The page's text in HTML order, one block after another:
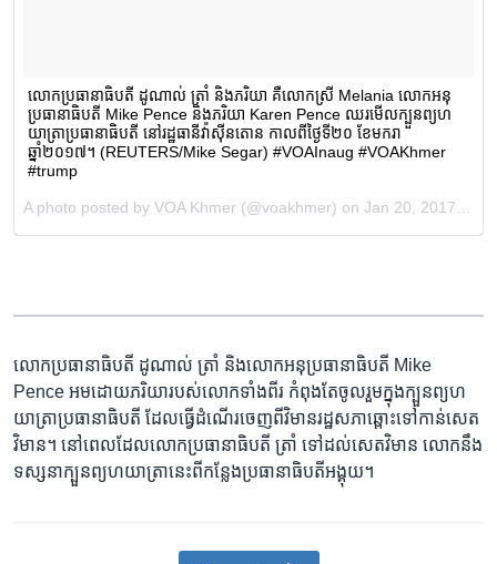
លោកប្រធានាធិបតី ដូណាល់ ត្រាំ និង​លោក​អនុប្រធានាធិបតី Mike
Pence អម​ដោយ​ភរិយា​របស់​លោក​ទាំង​ពីរ កំពុង​តែ​ចូលរួម​ក្នុង​ក្បួន​ព្យហ
យាត្រា​ប្រធានាធិបតី ដែល​ធ្វើ​ដំណើរ​ចេញ​ពី​វិមាន​រដ្ឋសភា​ឆ្ពោះ​ទៅ​កាន់​សេត
វិមាន។ នៅពេល​ដែល​លោក​ប្រធានាធិបតី ត្រាំ ទៅ​ដល់​សេតវិមាន លោក​នឹង​
ទស្សនា​ក្បួន​ព្យហយាត្រា​នេះ​ពី​កន្លែង​ប្រធានាធិបតីអង្គុយ។